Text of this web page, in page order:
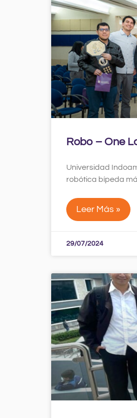
Robo – One
Universidad
robótica bípeda
Leer Más »
29/07/2024